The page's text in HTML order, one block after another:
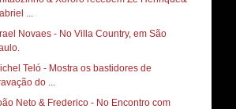
...
Novaes - No Villa Country, em São
Teló - Mostra os bastidores de
do ...
Neto & Frederico - No Encontro com